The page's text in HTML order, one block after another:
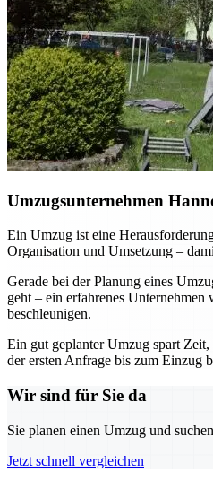
Umzugsunternehmen
Ein Umzug ist eine
Organisation und Umsetzung –
Gerade bei der Planung eines
geht – ein erfahrenes
beschleunigen.
Ein gut geplanter Umzug spart
der ersten Anfrage bis zum Einzug
Wir sind für Sie da
Sie planen einen Umzug und
Jetzt schnell vergleichen